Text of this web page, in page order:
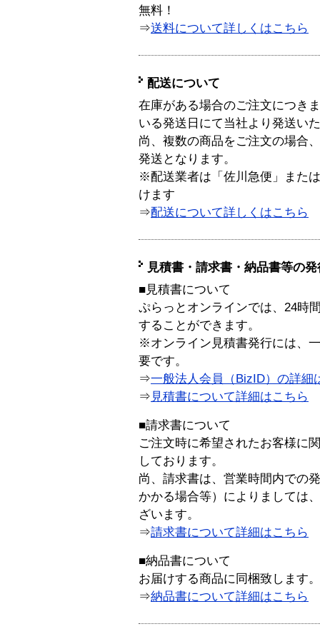
無料！
⇒送料について詳しくはこちら
配送について
在庫がある場合のご注文につき
いる発送日にて当社より発送い
尚、複数の商品をご注文の場合
発送となります。
※配送業者は「佐川急便」また
けます
⇒配送について詳しくはこちら
見積書・請求書・納品書等の
■見積書について
ぷらっとオンラインでは、24時
することができます。
※オンライン見積書発行には、
要です。
⇒一般法人会員（BizID）の詳細
⇒ 見積書について詳細はこちら
■請求書について
ご注文時に希望されたお客様に
しております。
尚、請求書は、営業時間内での
かかる場合等）によりましては
ざいます。
⇒請求書について詳細はこちら
■納品書について
お届けする商品に同梱致します。
⇒納品書について詳細はこちら